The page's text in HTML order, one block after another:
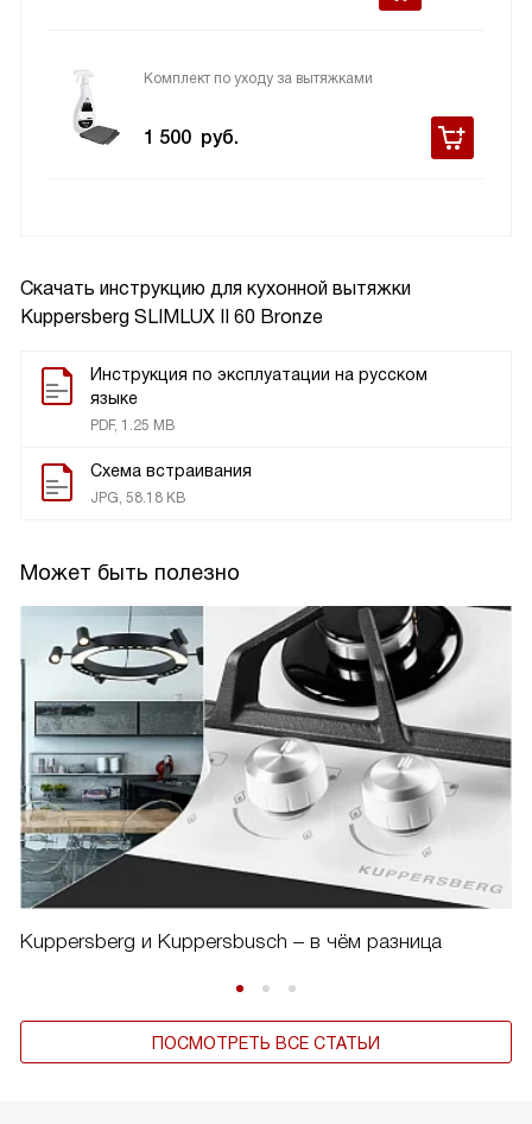
Скачать инструкцию для кухонной вытяжки
Kuppersberg SLIMLUX II 60 Bronze
Инструкция по эксплуатации на русском
языке
PDF, 1.25 MB
Схема встраивания
JPG, 58.18 KB
Может быть полезно
Kuppersberg и Kuppersbusch – в чём разница
ПОСМОТРЕТЬ ВСЕ СТАТЬИ
Комплект по уходу за вытяжками
1 500 руб.